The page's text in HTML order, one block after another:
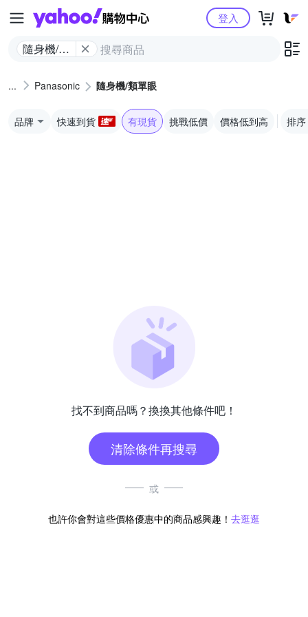
Yahoo購物中心
隨身機/類
登入
Panasonic 隨身機/類單眼
品牌 快速到貨 有現貨 挑戰低價 價格低到高 排序
找不到商品嗎？換換其他條件吧！
清除條件再搜尋
或
也許你會對這些價格優惠中的商品感興趣！ 去逛逛